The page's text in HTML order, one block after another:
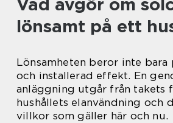
Vad avgör om
lönsamt på ett
Lönsamheten beror inte bara
och installerad effekt. En
anläggning utgår från takets
hushållets elanvändning och
villkor som gäller här och nu.